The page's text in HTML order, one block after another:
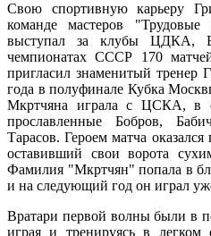
Свою спортивную карьеру
команде мастеров "Трудовые
выступал за клубы
чемпионатах СССР 170
пригласил знаменитый тренер
года в полуфинале Кубка
Мкртчяна играла с ЦСКА, в
прославленные Бобров,
Тарасов. Героем матча
оставивший свои ворота
Фамилия "Мкртчян" попала в
и на следующий год он играл
Вратари первой волны были в
играя и тренируясь в легком